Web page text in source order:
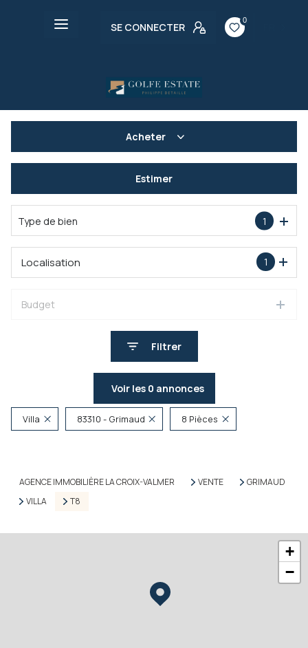
SE CONNECTER
0
Acheter
De l'immo pro
Estimer
Type de bien 1
1
Localisation
Budget
Filtrer
Voir les 0 annonces
Villa 83310 - Grimaud 8 Pièces
AGENCE IMMOBILIÈRE LA CROIX-VALMER VENTE
GRIMAUD
VILLA
T8
+
−